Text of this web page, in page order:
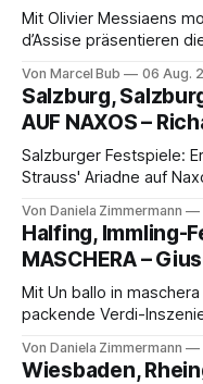
Mit Olivier Messiaens
d’Assise präsentieren
eine bildgewaltige
die komplexe Partitur
Franziskus.
Von Marcel Bub 06 Aug.
Salzburg,
AUF NAXOS –
Salzburger Festspiele:
Strauss' Ariadne auf
Aufführung mit starken
Philharmonikern,
hinter den Erwartungen
Von Daniela Zimmermann
Halfing, Immling-
MASCHERA –
Mit Un ballo in
packende Verdi-
psychologische Tiefe
einem spielfreudigen
Von Daniela Zimmermann
Wiesbaden,